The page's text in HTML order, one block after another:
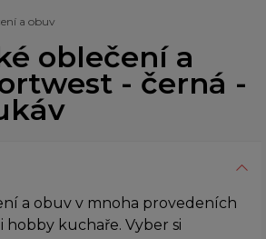
a obuv
oblečení a
- černá -
a obuv v mnoha provedeních
hobby kuchaře. Vyber si